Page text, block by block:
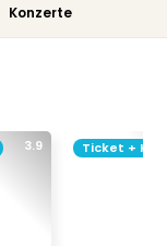
Konzerte
3.9 Ticket +